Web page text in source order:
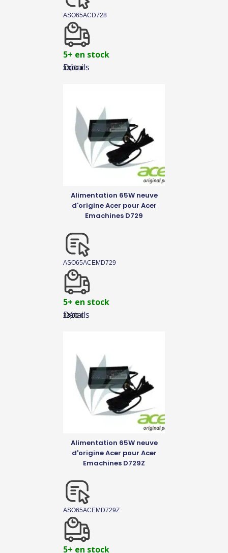
Détails
ASO65ACD728
5+ en stock
33,00€
Détails
Alimentation 65W neuve
d'origine Acer pour Acer
Emachines D729
ASO65ACEMD729
5+ en stock
33,00€
Alimentation 65W neuve
d'origine Acer pour Acer
Emachines D729Z
ASO65ACEMD729Z
5+ en stock